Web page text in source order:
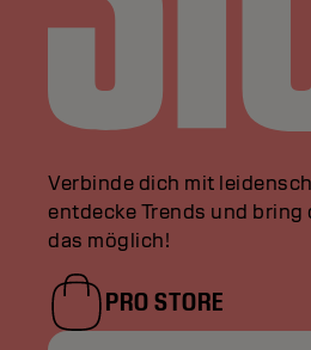
Verbinde dich mit
entdecke Trends und
das möglich!
PRO STORE